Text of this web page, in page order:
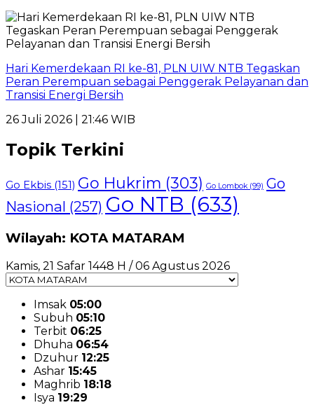
Hari Kemerdekaan RI ke-81, PLN UIW NTB Tegaskan
Peran Perempuan sebagai Penggerak Pelayanan dan
Transisi Energi Bersih
26 Juli 2026 | 21:46 WIB
Topik Terkini
Go Ekbis (151) Go Hukrim (303) Go Lombok(99) Go
Nasional (257) Go NTB (633)
Wilayah: KOTA MATARAM
Kamis, 21 Safar 1448 H / 06 Agustus 2026
Imsak 05:00
Subuh 05:10
Terbit 06:25
Dhuha 06:54
Dzuhur 12:25
Ashar 15:45
Maghrib 18:18
Isya 19:29